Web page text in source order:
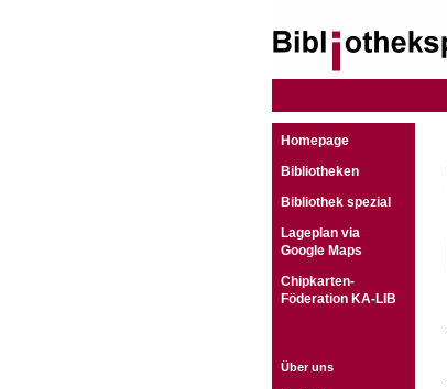
Homepage
Bibliotheken
Bibliothek spezial
Lageplan via
Google Maps
Chipkarten-
Föderation KA-LIB
Über uns